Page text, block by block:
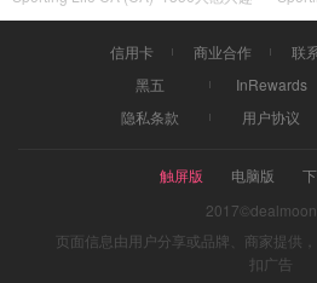
信用卡 商业合作 联
黑五
InRewards
隐私条款
用户协议
触屏版 电脑版
页面信息由用户分享或品牌、商家提供
扣广告